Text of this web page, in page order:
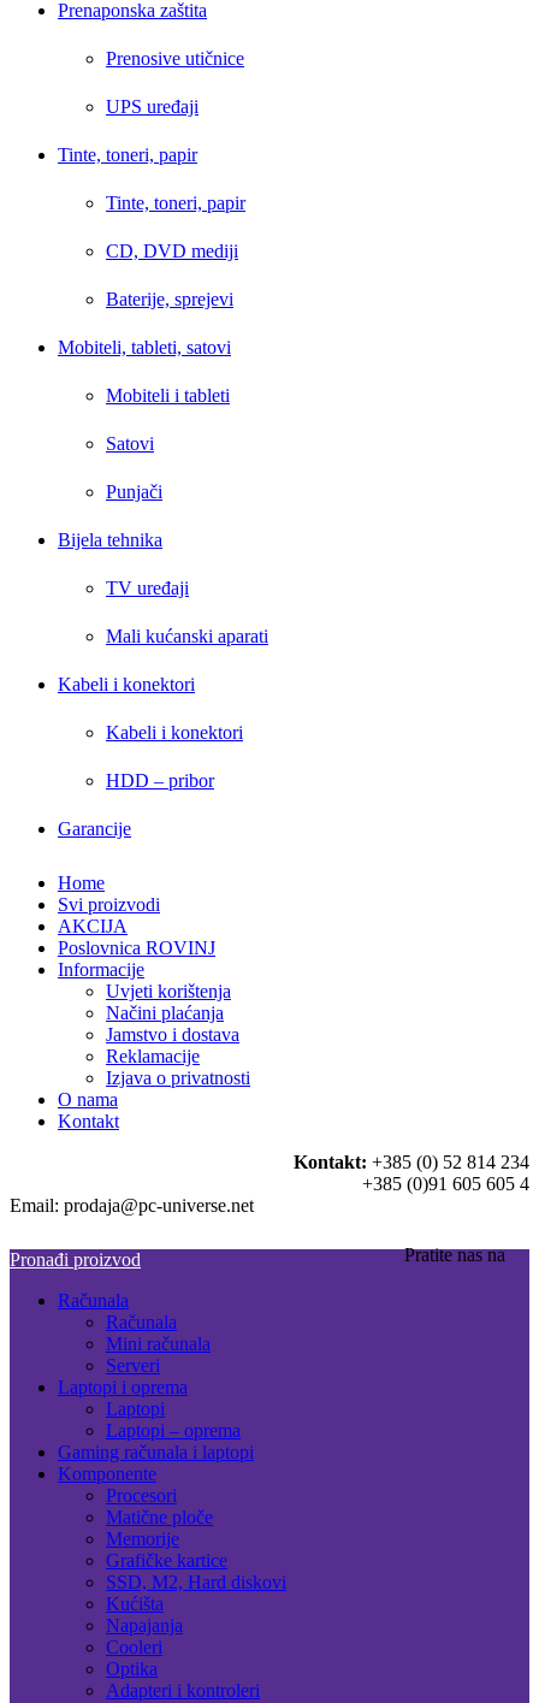
Prenaponska zaštita
Prenosive utičnice
UPS uređaji
Tinte, toneri, papir
Tinte, toneri, papir
CD, DVD mediji
Baterije, sprejevi
Mobiteli, tableti, satovi
Mobiteli i tableti
Satovi
Punjači
Bijela tehnika
TV uređaji
Mali kućanski aparati
Kabeli i konektori
Kabeli i konektori
HDD – pribor
Garancije
Home
Svi proizvodi
AKCIJA
Poslovnica ROVINJ
Informacije
Uvjeti korištenja
Načini plaćanja
Jamstvo i dostava
Reklamacije
Izjava o privatnosti
O nama
Kontakt
Kontakt: +385 (0) 52 814 234
+385 (0)91 605 605 4
Email: prodaja@pc-universe.net
Pratite nas na
Pronađi proizvod
Računala
Računala
Mini računala
Serveri
Laptopi i oprema
Laptopi
Laptopi – oprema
Gaming računala i laptopi
Komponente
Procesori
Matične ploče
Memorije
Grafičke kartice
SSD, M2, Hard diskovi
Kućišta
Napajanja
Cooleri
Optika
Adapteri i kontroleri